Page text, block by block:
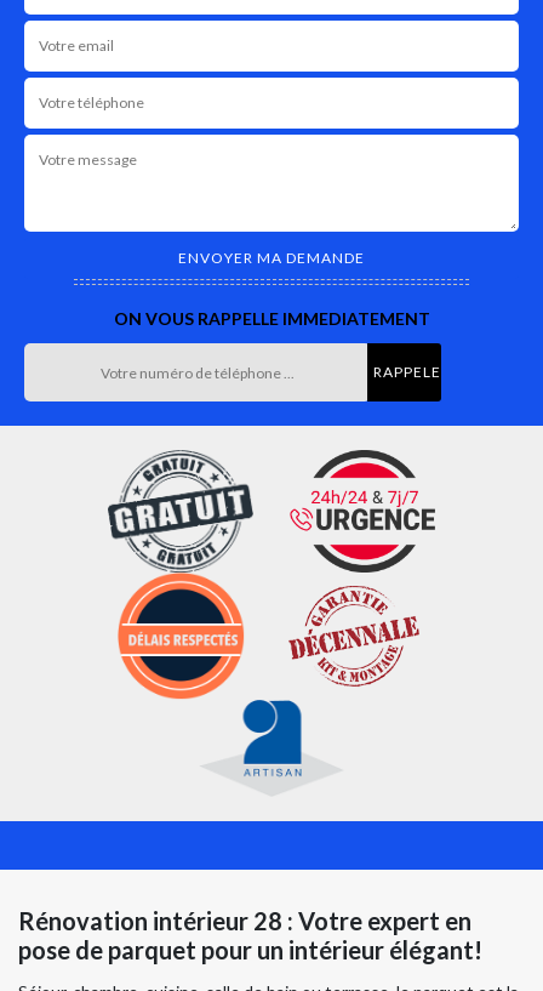
ON VOUS RAPPELLE IMMEDIATEMENT
Rénovation intérieur 28 : Votre expert en
pose de parquet pour un intérieur élégant!